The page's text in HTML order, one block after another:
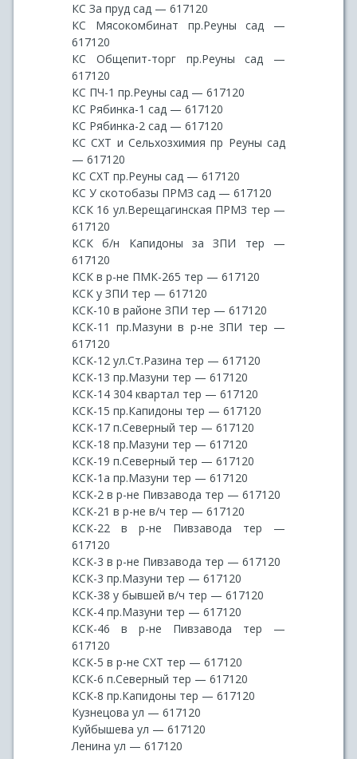
КС За пруд сад — 617120
КС Мясокомбинат пр.Реуны сад —
617120
КС Общепит-торг пр.Реуны сад —
617120
КС ПЧ-1 пр.Реуны сад — 617120
КС Рябинка-1 сад — 617120
КС Рябинка-2 сад — 617120
КС СХТ и Сельхозхимия пр Реуны сад
— 617120
КС СХТ пр.Реуны сад — 617120
КС У скотобазы ПРМЗ сад — 617120
КСК 16 ул.Верещагинская ПРМЗ тер —
617120
КСК б/н Капидоны за ЗПИ тер —
617120
КСК в р-не ПМК-265 тер — 617120
КСК у ЗПИ тер — 617120
КСК-10 в районе ЗПИ тер — 617120
КСК-11 пр.Мазуни в р-не ЗПИ тер —
617120
КСК-12 ул.Ст.Разина тер — 617120
КСК-13 пр.Мазуни тер — 617120
КСК-14 304 квартал тер — 617120
КСК-15 пр.Капидоны тер — 617120
КСК-17 п.Северный тер — 617120
КСК-18 пр.Мазуни тер — 617120
КСК-19 п.Северный тер — 617120
КСК-1а пр.Мазуни тер — 617120
КСК-2 в р-не Пивзавода тер — 617120
КСК-21 в р-не в/ч тер — 617120
КСК-22 в р-не Пивзавода тер —
617120
КСК-3 в р-не Пивзавода тер — 617120
КСК-3 пр.Мазуни тер — 617120
КСК-38 у бывшей в/ч тер — 617120
КСК-4 пр.Мазуни тер — 617120
КСК-46 в р-не Пивзавода тер —
617120
КСК-5 в р-не СХТ тер — 617120
КСК-6 п.Северный тер — 617120
КСК-8 пр.Капидоны тер — 617120
Кузнецова ул — 617120
Куйбышева ул — 617120
Ленина ул — 617120